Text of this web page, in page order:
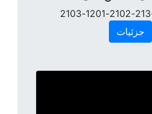
جزئیات